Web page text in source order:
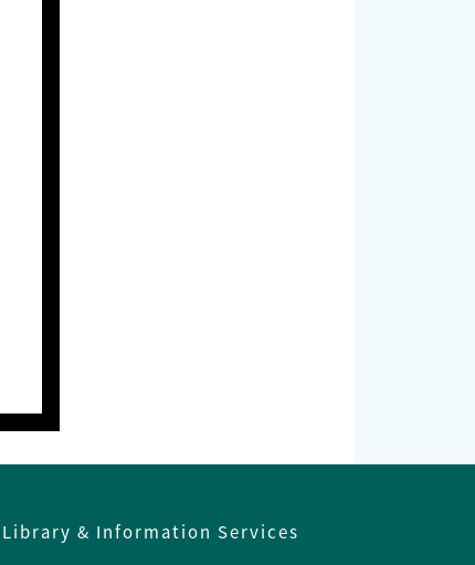
& Information Services